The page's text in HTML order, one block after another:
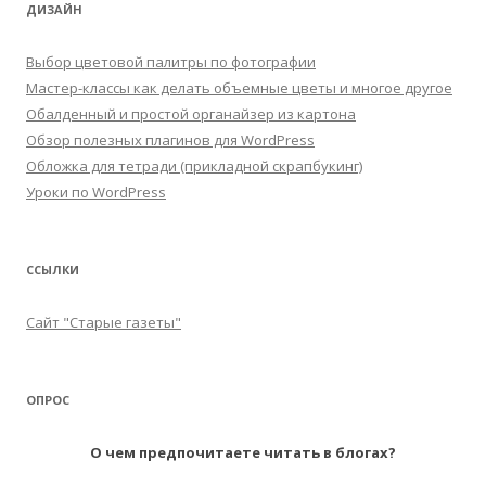
ДИЗАЙН
Выбор цветовой палитры по фотографии
Мастер-классы как делать объемные цветы и многое другое
Обалденный и простой органайзер из картона
Обзор полезных плагинов для WordPress
Обложка для тетради (прикладной скрапбукинг)
Уроки по WordPress
ССЫЛКИ
Сайт "Старые газеты"
ОПРОС
О чем предпочитаете читать в блогах?